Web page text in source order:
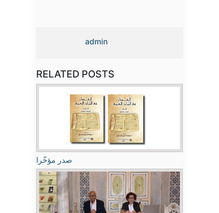
admin
RELATED POSTS
صدر مؤخّرا